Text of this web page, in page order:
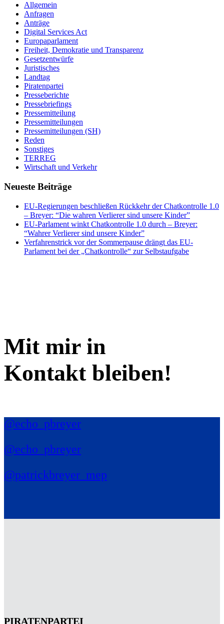
Allgemein
Anfragen
Anträge
Digital Services Act
Europaparlament
Freiheit, Demokratie und Transparenz
Gesetzentwürfe
Juristisches
Landtag
Piratenpartei
Presseberichte
Pressebriefings
Pressemitteilung
Pressemitteilungen
Pressemitteilungen (SH)
Reden
Sonstiges
TERREG
Wirtschaft und Verkehr
Neueste Beiträge
EU-Regierungen beschließen Rückkehr der Chatkontrolle 1.0
– Breyer: “Die wahren Verlierer sind unsere Kinder”
EU-Parlament winkt Chatkontrolle 1.0 durch – Breyer:
“Wahrer Verlierer sind unsere Kinder”
Verfahrenstrick vor der Sommerpause drängt das EU-
Parlament bei der „Chatkontrolle“ zur Selbstaufgabe
Mit mir in
Kontakt bleiben!
@echo_pbreyer
@echo_pbreyer
@patrickbreyer_mep
PIRATENPARTEI